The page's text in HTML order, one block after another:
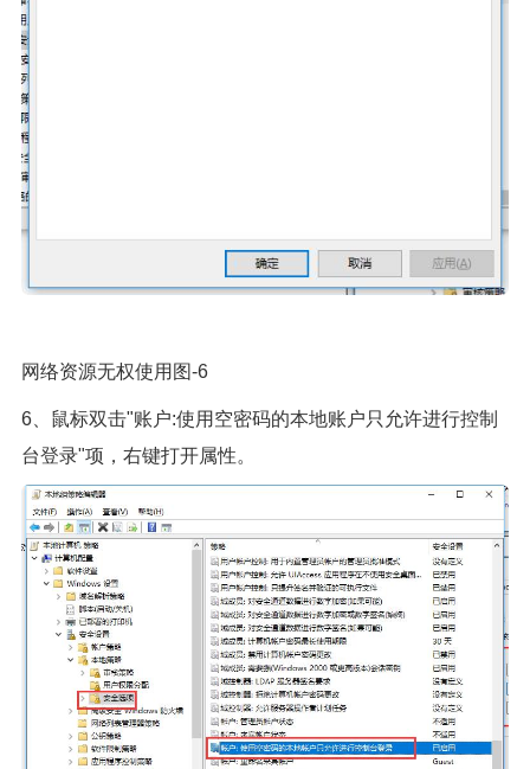
网络资源无权使用图-6
6、鼠标双击"账户:使用空密码的本地账户只允许进行控制
台登录"项，右键打开属性。